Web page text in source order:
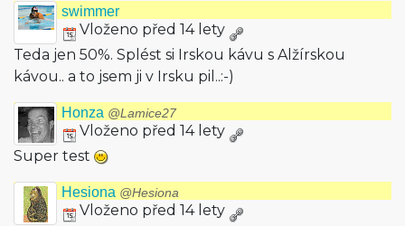
swimmer
Vloženo před 14 lety
Teda jen 50%. Splést si Irskou kávu s Alžírskou
kávou.. a to jsem ji v Irsku pil..:-)
Honza @Lamice27
Vloženo před 14 lety
Super test
Hesiona @Hesiona
Vloženo před 14 lety